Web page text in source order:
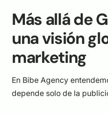
Más allá de
una visión
marketing
En Bibe Agency
depende solo de la